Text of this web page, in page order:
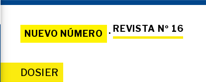
NUEVO NÚMERO · REVISTA Nº 16
DOSIER